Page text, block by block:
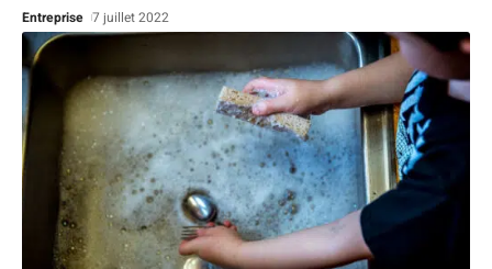
Entreprise 7 juillet 2022